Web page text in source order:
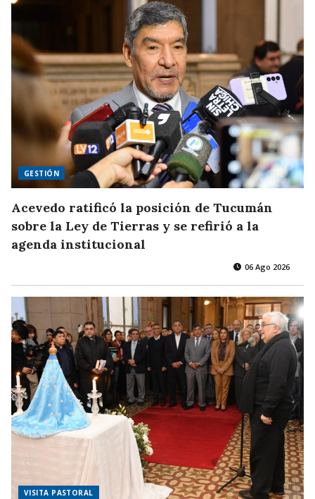
GESTIÓN
Acevedo ratificó la posición de Tucumán
sobre la Ley de Tierras y se refirió a la
agenda institucional
06 Ago 2026
VISITA PASTORAL